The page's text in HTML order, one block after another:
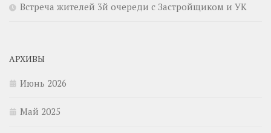
Встреча жителей 3й очереди с Застройщиком и УК
АРХИВЫ
Июнь 2026
Май 2025